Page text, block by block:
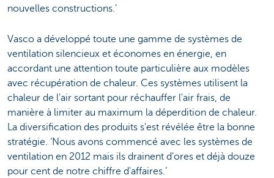
nouvelles constructions.’
Vasco a développé toute une gamme de systèmes de
ventilation silencieux et économes en énergie, en
accordant une attention toute particulière aux modèles
avec récupération de chaleur. Ces systèmes utilisent la
chaleur de l'air sortant pour réchauffer l'air frais, de
manière à limiter au maximum la déperdition de chaleur.
La diversification des produits s'est révélée être la bonne
stratégie. ‘Nous avons commencé avec les systèmes de
ventilation en 2012 mais ils drainent d'ores et déjà douze
pour cent de notre chiffre d'affaires.’